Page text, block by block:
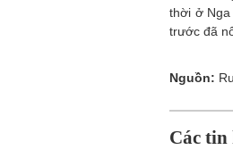
thời ở
trước đã
Nguồn:
Các tin